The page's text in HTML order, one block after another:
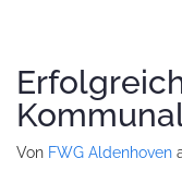
Von FWG Aldenhoven